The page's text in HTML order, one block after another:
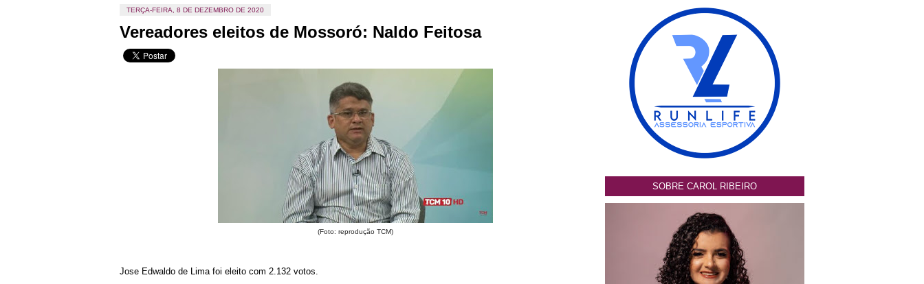
TERÇA-FEIRA, 8 DE DEZEMBRO DE 2020
Vereadores eleitos de Mossoró: Naldo Feitosa
(Foto: reprodução TCM)
Jose Edwaldo de Lima foi eleito com 2.132 votos.
SOBRE CAROL RIBEIRO